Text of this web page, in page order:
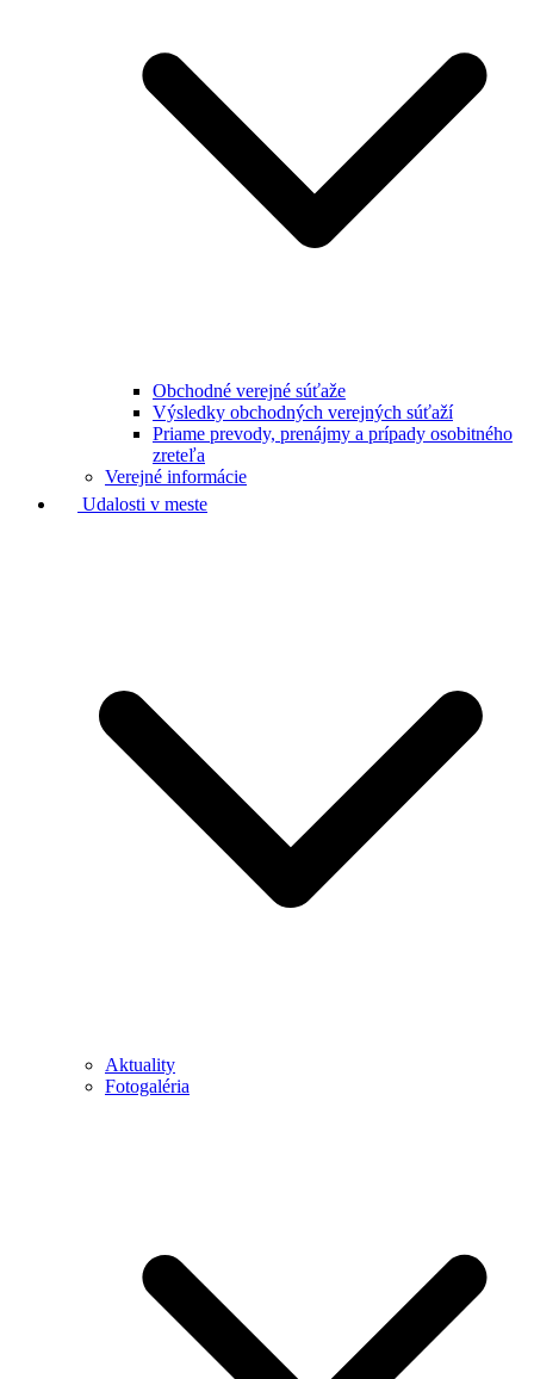
Obchodné verejné súťaže
Výsledky obchodných verejných súťaží
Priame prevody, prenájmy a prípady osobitného
zreteľa
Verejné informácie
Udalosti v meste
Aktuality
Fotogaléria